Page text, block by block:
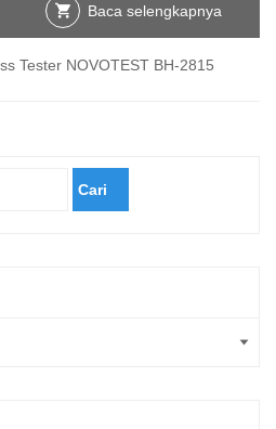
Baca selengkapnya
Tester NOVOTEST BH-2815
Cari